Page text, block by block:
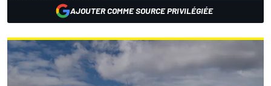
AJOUTER COMME SOURCE PRIVILÉGIÉE